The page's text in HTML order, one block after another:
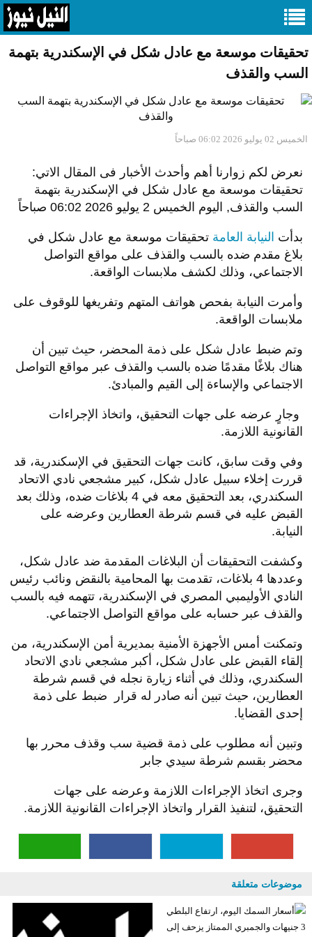
تحقيقات موسعة مع عادل شكل في الإسكندرية بتهمة
السب والقذف
الخميس 02 يوليو 2026 06:02 صباحاً
نعرض لكم زوارنا أهم وأحدث الأخبار فى المقال الاتي:
تحقيقات موسعة مع عادل شكل في الإسكندرية بتهمة
السب والقذف, اليوم الخميس 2 يوليو 2026 06:02 صباحاً
بدأت النيابة العامة تحقيقات موسعة مع عادل شكل في
بلاغ مقدم ضده بالسب والقذف على مواقع التواصل
الاجتماعي، وذلك لكشف ملابسات الواقعة.
وأمرت النيابة بفحص هواتف المتهم وتفريغها للوقوف على
ملابسات الواقعة.
وتم ضبط عادل شكل على ذمة المحضر، حيث تبين أن
هناك بلاغًا مقدمًا ضده بالسب والقذف عبر مواقع التواصل
الاجتماعي والإساءة إلى القيم والمبادئ.
وجارٍ عرضه على جهات التحقيق، واتخاذ الإجراءات
القانونية اللازمة.
وفي وقت سابق، كانت جهات التحقيق في الإسكندرية، قد
قررت إخلاء سبيل عادل شكل، كبير مشجعي نادي الاتحاد
السكندري، بعد التحقيق معه في 4 بلاغات ضده، وذلك بعد
القبض عليه في قسم شرطة العطارين وعرضه على
النيابة.
وكشفت التحقيقات أن البلاغات المقدمة ضد عادل شكل،
وعددها 4 بلاغات، تقدمت بها المحامية بالنقض ونائب رئيس
النادي الأوليمبي المصري في الإسكندرية، تتهمه فيه بالسب
والقذف عبر حسابه على مواقع التواصل الاجتماعي.
وتمكنت أمس الأجهزة الأمنية بمديرية أمن الإسكندرية، من
إلقاء القبض على عادل شكل، أكبر مشجعي نادي الاتحاد
السكندري، وذلك في أثناء زيارة نجله في قسم شرطة
العطارين، حيث تبين أنه صادر له قرار ضبط على ذمة
إحدى القضايا.
وتبين أنه مطلوب على ذمة قضية سب وقذف محرر بها
محضر بقسم شرطة سيدي جابر
وجرى اتخاذ الإجراءات اللازمة وعرضه على جهات
التحقيق، لتنفيذ القرار واتخاذ الإجراءات القانونية اللازمة.
موضوعات متعلقة